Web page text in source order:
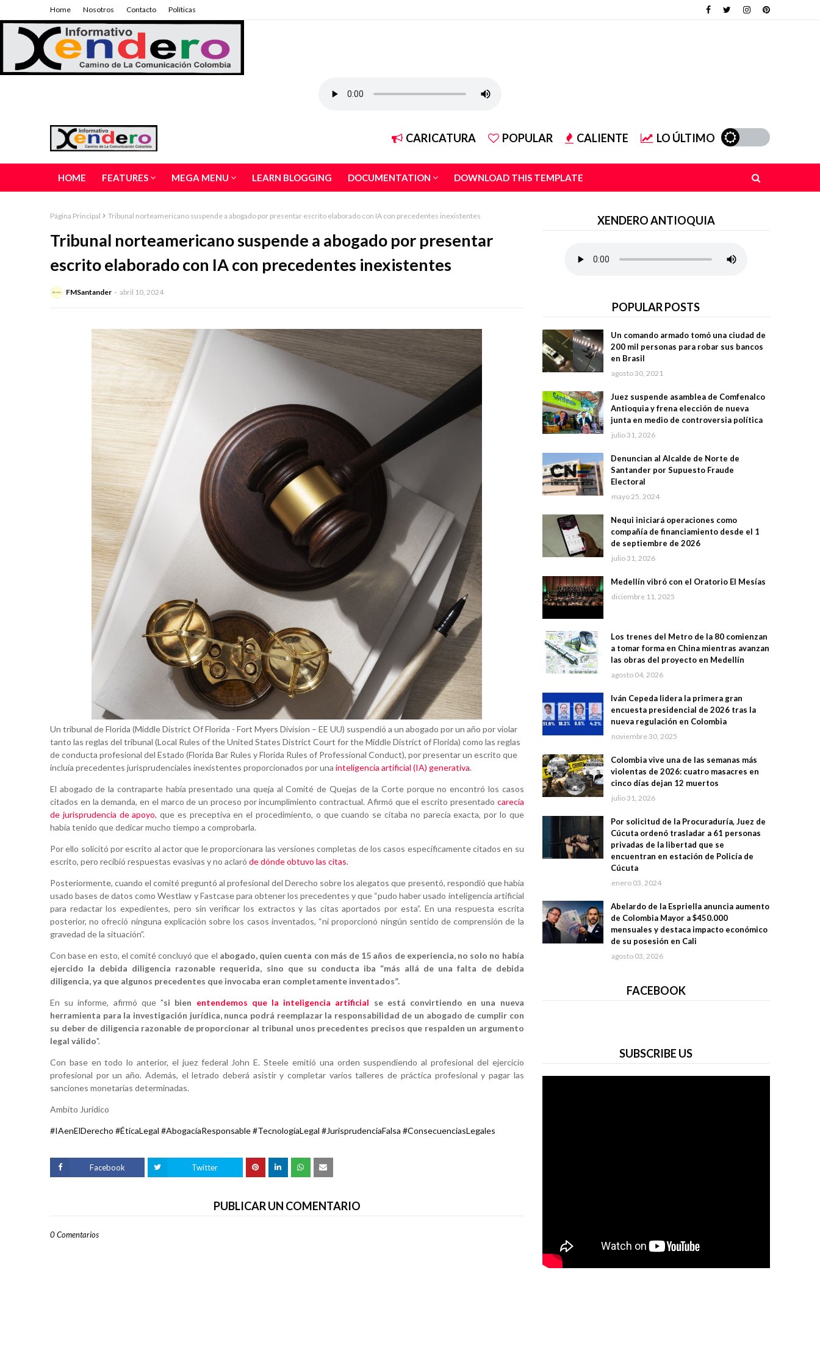
Home Nosotros Contacto Políticas
CARICATURA POPULAR CALIENTE LO ÚLTIMO
HOME FEATURES MEGA MENU LEARN BLOGGING DOCUMENTATION DOWNLOAD THIS TEMPLATE
Página Principal Tribunal norteamericano suspende a abogado por presentar escrito elaborado con IA con precedentes inexistentes
Tribunal norteamericano suspende a abogado por presentar
escrito elaborado con IA con precedentes inexistentes
FMSantander abril 10, 2024
Un tribunal de Florida (Middle District Of Florida - Fort Myers Division – EE UU) suspendió a un abogado por un año por violar
tanto las reglas del tribunal (Local Rules of the United States District Court for the Middle District of Florida) como las reglas
de conducta profesional del Estado (Florida Bar Rules y Florida Rules of Professional Conduct), por presentar un escrito que
incluía precedentes jurisprudenciales inexistentes proporcionados por una inteligencia artificial (IA) generativa.
El abogado de la contraparte había presentado una queja al Comité de Quejas de la Corte porque no encontró los casos
citados en la demanda, en el marco de un proceso por incumplimiento contractual. Afirmó que el escrito presentado carecía
de jurisprudencia de apoyo, que es preceptiva en el procedimiento, o que cuando se citaba no parecía exacta, por lo que
había tenido que dedicar mucho tiempo a comprobarla.
Por ello solicitó por escrito al actor que le proporcionara las versiones completas de los casos específicamente citados en su
escrito, pero recibió respuestas evasivas y no aclaró de dónde obtuvo las citas.
Posteriormente, cuando el comité preguntó al profesional del Derecho sobre los alegatos que presentó, respondió que había
usado bases de datos como Westlaw y Fastcase para obtener los precedentes y que “pudo haber usado inteligencia artificial
para redactar los expedientes, pero sin verificar los extractos y las citas aportados por esta”. En una respuesta escrita
posterior, no ofreció ninguna explicación sobre los casos inventados, “ni proporcionó ningún sentido de comprensión de la
gravedad de la situación”.
Con base en esto, el comité concluyó que el abogado, quien cuenta con más de 15 años de experiencia, no solo no había
ejercido la debida diligencia razonable requerida, sino que su conducta iba “más allá de una falta de debida
diligencia, ya que algunos precedentes que invocaba eran completamente inventados”.
En su informe, afirmó que "si bien entendemos que la inteligencia artificial se está convirtiendo en una nueva
herramienta para la investigación jurídica, nunca podrá reemplazar la responsabilidad de un abogado de cumplir con
su deber de diligencia razonable de proporcionar al tribunal unos precedentes precisos que respalden un argumento
legal válido".
Con base en todo lo anterior, el juez federal John E. Steele emitió una orden suspendiendo al profesional del ejercicio
profesional por un año. Además, el letrado deberá asistir y completar varios talleres de práctica profesional y pagar las
sanciones monetarias determinadas.
Ambito Juridico
#IAenElDerecho #ÉticaLegal #AbogacíaResponsable #TecnologíaLegal #JurisprudenciaFalsa #ConsecuenciasLegales
Facebook Twitter
PUBLICAR UN COMENTARIO
0 Comentarios
XENDERO ANTIOQUIA
POPULAR POSTS
Un comando armado tomó una ciudad de
200 mil personas para robar sus bancos
en Brasil
agosto 30, 2021
Juez suspende asamblea de Comfenalco
Antioquia y frena elección de nueva
junta en medio de controversia política
julio 31, 2026
Denuncian al Alcalde de Norte de
Santander por Supuesto Fraude
Electoral
mayo 25, 2024
Nequi iniciará operaciones como
compañía de financiamiento desde el 1
de septiembre de 2026
julio 31, 2026
Medellín vibró con el Oratorio El Mesías
diciembre 11, 2025
Los trenes del Metro de la 80 comienzan
a tomar forma en China mientras avanzan
las obras del proyecto en Medellín
agosto 04, 2026
Iván Cepeda lidera la primera gran
encuesta presidencial de 2026 tras la
nueva regulación en Colombia
noviembre 30, 2025
Colombia vive una de las semanas más
violentas de 2026: cuatro masacres en
cinco días dejan 12 muertos
julio 31, 2026
Por solicitud de la Procuraduría, Juez de
Cúcuta ordenó trasladar a 61 personas
privadas de la libertad que se
encuentran en estación de Policía de
Cúcuta
enero 03, 2024
Abelardo de la Espriella anuncia aumento
de Colombia Mayor a $450.000
mensuales y destaca impacto económico
de su posesión en Cali
agosto 03, 2026
FACEBOOK
SUBSCRIBE US